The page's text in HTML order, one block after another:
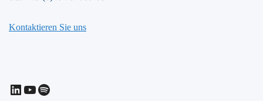
Kontaktieren Sie uns
LinkedIn
YouTube
Spotify